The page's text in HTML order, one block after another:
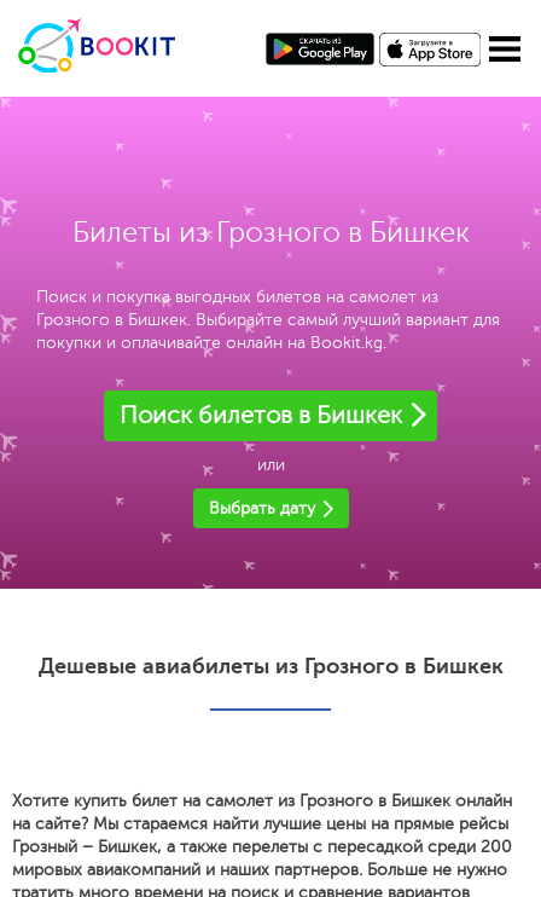
Билеты из Грозного в Бишкек
Поиск и покупка выгодных билетов на самолет из
Грозного в Бишкек. Выбирайте самый лучший вариант для
покупки и оплачивайте онлайн на Bookit.kg.
Поиск билетов в Бишкек
или
Выбрать дату
Дешевые авиабилеты из Грозного в Бишкек
Хотите купить билет на самолет из Грозного в Бишкек онлайн
на сайте? Мы стараемся найти лучшие цены на прямые рейсы
Грозный – Бишкек, а также перелеты с пересадкой среди 200
мировых авиакомпаний и наших партнеров. Больше не нужно
тратить много времени на поиск и сравнение вариантов